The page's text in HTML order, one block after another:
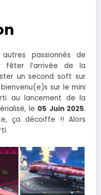
passionnés de
fêter l’arrivée de la
un second soft sur
sur le mini
au lancement de la
le 05 Juin 2025.
ça décoiffe !! Alors